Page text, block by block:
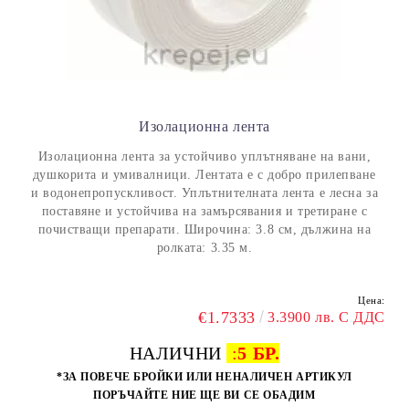
Изолационна лента
Изолационна лента за устойчиво уплътняване на вани,
душкорита и умивалници. Лентата е с добро прилепване
и водонепропускливост. Уплътнителната лента е лесна за
поставяне и устойчива на замърсявания и третиране с
почистващи препарати. Широчина: 3.8 см, дължина на
ролката: 3.35 м.
Цена:
€1.7333 3.3900 лв. С ДДС
НАЛИЧНИ :5 БР.
*ЗА ПОВЕЧЕ БРОЙКИ ИЛИ НЕНАЛИЧЕН АРТИКУЛ
ПОРЪЧАЙТЕ НИЕ ЩЕ ВИ СЕ ОБАДИМ